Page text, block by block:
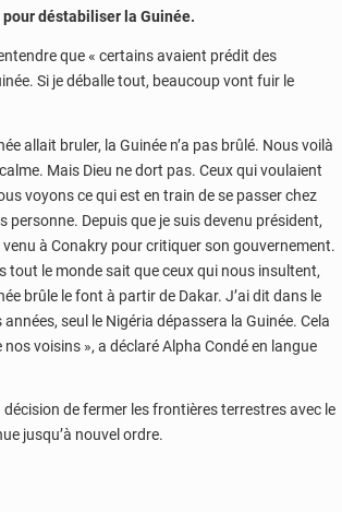
déstabiliser la Guinée.
que « certains avaient prédit des
Si je déballe tout, beaucoup vont fuir le
allait bruler, la Guinée n’a pas brûlé. Nous voilà
Mais Dieu ne dort pas. Ceux qui voulaient
voyons ce qui est en train de se passer chez
personne. Depuis que je suis devenu président,
à Conakry pour critiquer son gouvernement.
tout le monde sait que ceux qui nous insultent,
brûle le font à partir de Dakar. J’ai dit dans le
seul le Nigéria dépassera la Guinée. Cela
voisins », a déclaré Alpha Condé en langue
décision de fermer les frontières terrestres avec le
jusqu’à nouvel ordre.